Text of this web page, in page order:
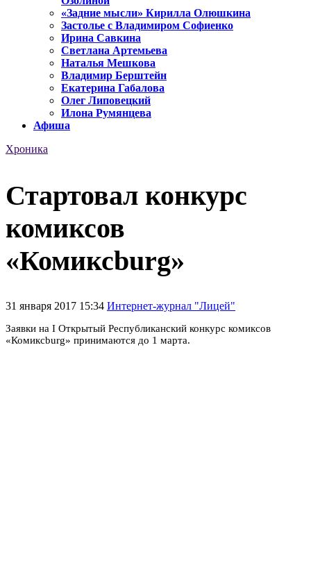
«Задние мысли» Кирилла Олюшкина
Застолье с Владимиром Софиенко
Ирина Савкина
Светлана Артемьева
Наталья Мешкова
Владимир Берштейн
Екатерина Габалова
Олег Липовецкий
Илона Румянцева
Афиша
Хроника
Стартовал конкурс
комиксов
«Комиксburg»
31 января 2017 15:34 Интернет-журнал "Лицей"
Заявки на I Открытый Республиканский конкурс комиксов
«Комиксburg» принимаются до 1 марта.